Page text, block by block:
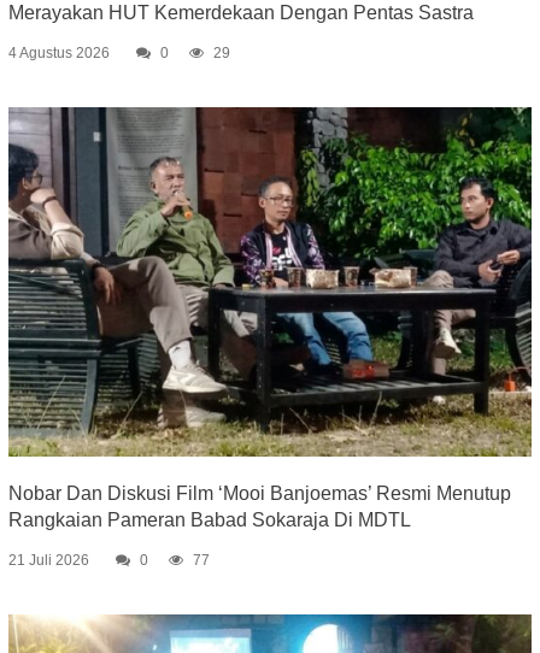
Merayakan HUT Kemerdekaan Dengan Pentas Sastra
4 Agustus 2026 0 29
Nobar Dan Diskusi Film ‘Mooi Banjoemas’ Resmi Menutup
Rangkaian Pameran Babad Sokaraja Di MDTL
21 Juli 2026 0 77